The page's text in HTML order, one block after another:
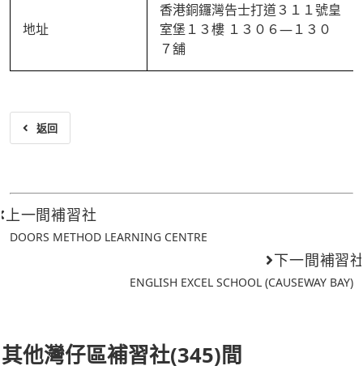
地址
香港銅鑼灣告士打道３１１號皇
室堡１３樓 １３０６—１３０
７舖
返回
上一間補習社
DOORS METHOD LEARNING CENTRE
下一間補習
ENGLISH EXCEL SCHOOL (CAUSEWAY BAY)
其他灣仔區補習社(345)間